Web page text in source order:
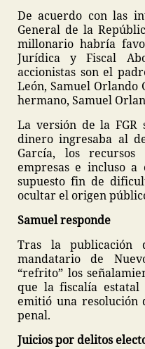
De acuerdo con las
General de la
millonario habría
Jurídica y Fiscal
accionistas son el
León, Samuel Orlando
hermano, Samuel
La versión de la FGR
dinero ingresaba al
García, los
empresas e incluso a
supuesto fin de
ocultar el origen
Samuel responde
Tras la publicación
mandatario de
“refrito” los
que la fiscalía estatal
emitió una resolución
penal.
Juicios por delitos